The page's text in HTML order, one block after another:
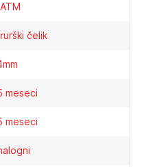
čelik
meseci
meseci